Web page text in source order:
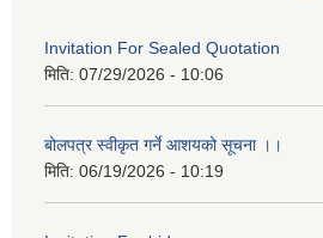
Invitation For Sealed Quotation
मिति: 07/29/2026 - 10:06
बोलपत्र स्वीकृत गर्ने आशयको सूचना ।।
मिति: 06/19/2026 - 10:19